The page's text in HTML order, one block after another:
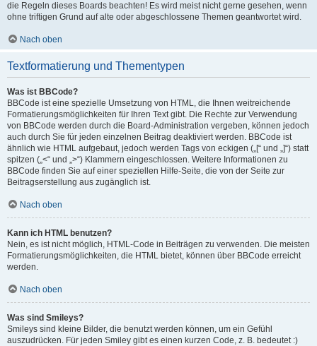
die Regeln dieses Boards beachten! Es wird meist nicht gerne gesehen, wenn
ohne triftigen Grund auf alte oder abgeschlossene Themen geantwortet wird.
Nach oben
Textformatierung und Thementypen
Was ist BBCode?
BBCode ist eine spezielle Umsetzung von HTML, die Ihnen weitreichende
Formatierungsmöglichkeiten für Ihren Text gibt. Die Rechte zur Verwendung
von BBCode werden durch die Board-Administration vergeben, können jedoch
auch durch Sie für jeden einzelnen Beitrag deaktiviert werden. BBCode ist
ähnlich wie HTML aufgebaut, jedoch werden Tags von eckigen („[“ und „]“) statt
spitzen („<“ und „>“) Klammern eingeschlossen. Weitere Informationen zu
BBCode finden Sie auf einer speziellen Hilfe-Seite, die von der Seite zur
Beitragserstellung aus zugänglich ist.
Nach oben
Kann ich HTML benutzen?
Nein, es ist nicht möglich, HTML-Code in Beiträgen zu verwenden. Die meisten
Formatierungsmöglichkeiten, die HTML bietet, können über BBCode erreicht
werden.
Nach oben
Was sind Smileys?
Smileys sind kleine Bilder, die benutzt werden können, um ein Gefühl
auszudrücken. Für jeden Smiley gibt es einen kurzen Code, z. B. bedeutet :)